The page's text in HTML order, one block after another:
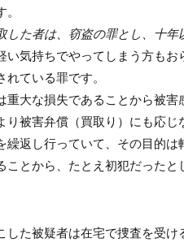
た者は、窃盗の罪とし、十年
い気持ちでやってしまう方もお
ている罪です。
重大な損失であることから被
り被害弁償（買取り）にも応じ
繰返し行っていて、その目的は
とから、たとえ初犯だったと
した被疑者は在宅で捜査を受